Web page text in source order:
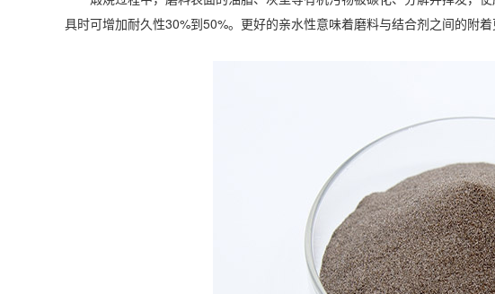
具时可增加耐久性30%到50%。更好的亲水性意味着磨料与结合剂之间的附着